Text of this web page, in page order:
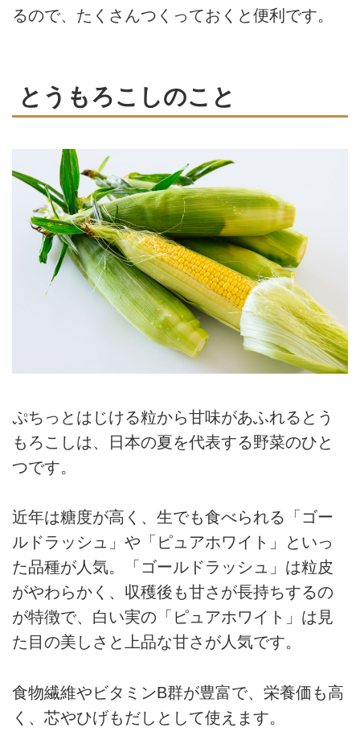
るので、たくさんつくっておくと便利です。
とうもろこしのこと
ぷちっとはじける粒から甘味があふれるとう
もろこしは、日本の夏を代表する野菜のひと
つです。
近年は糖度が高く、生でも食べられる「ゴー
ルドラッシュ」や「ピュアホワイト」といっ
た品種が人気。「ゴールドラッシュ」は粒皮
がやわらかく、収穫後も甘さが長持ちするの
が特徴で、白い実の「ピュアホワイト」は見
た目の美しさと上品な甘さが人気です。
食物繊維やビタミンB群が豊富で、栄養価も高
く、芯やひげもだしとして使えます。